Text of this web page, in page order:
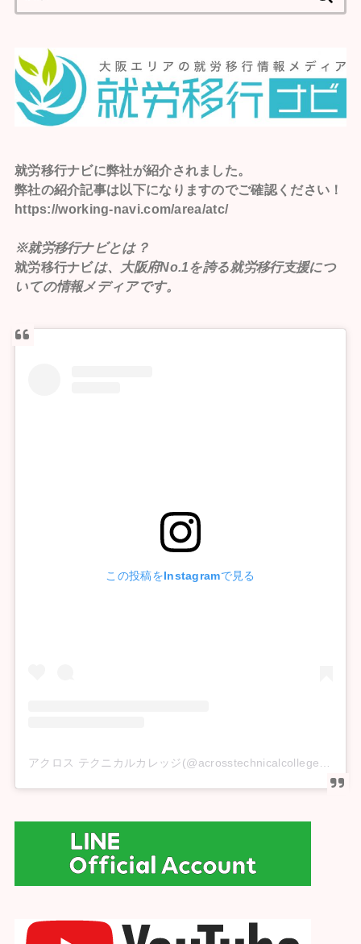
索:
就労移行ナビに弊社が紹介されました。
弊社の紹介記事は以下になりますのでご確認ください！
https://working-navi.com/area/atc/
※就労移行ナビとは？
就労移行ナビは、大阪府No.1を誇る就労移行支援につ
いての情報メディアです。
この投稿をInstagramで見る